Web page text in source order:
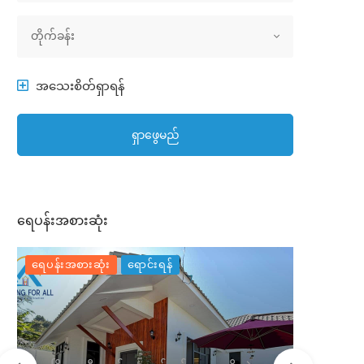
အိမ်အမျိုးအစား
တိုက်ခန်း
အသေးစိတ်ရှာရန်
ရှာဖွေမည်
ရေပန်းအစားဆုံး
ရေပန်းအစားဆုံး ရောင်းရန်